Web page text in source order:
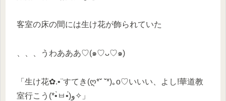
客室の床の間には生け花が飾られていた
、、、うわあああ♡(๑♡ᴗ♡๑)
「生け花✿.•¨すてき(ღ*ˇ ˇ*)｡o♡いいい、よし!華道教
室行こう(*•̀ㅂ•́)و✧」